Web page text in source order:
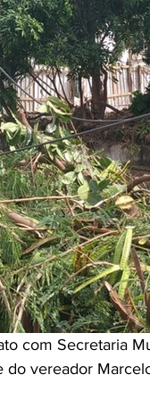
com Secretaria
vereador